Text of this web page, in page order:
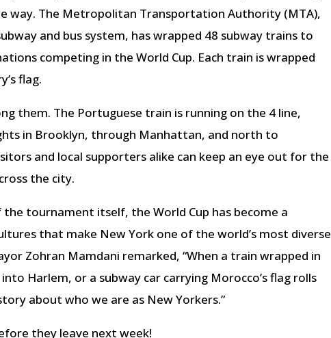
way. The Metropolitan Transportation Authority (MTA),
and bus system, has wrapped 48 subway trains to
competing in the World Cup. Each train is wrapped
flag.
them. The Portuguese train is running on the 4 line,
in Brooklyn, through Manhattan, and north to
and local supporters alike can keep an eye out for the
the city.
tournament itself, the World Cup has become a
that make New York one of the world’s most diverse
Zohran Mamdani remarked, “When a train wrapped in
Harlem, or a subway car carrying Morocco’s flag rolls
about who we are as New Yorkers.”
they leave next week!